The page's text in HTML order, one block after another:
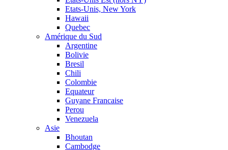
Etats-Unis, New York
Hawaii
Quebec
Amérique du Sud
Argentine
Bolivie
Bresil
Chili
Colombie
Equateur
Guyane Francaise
Perou
Venezuela
Asie
Bhoutan
Cambodge